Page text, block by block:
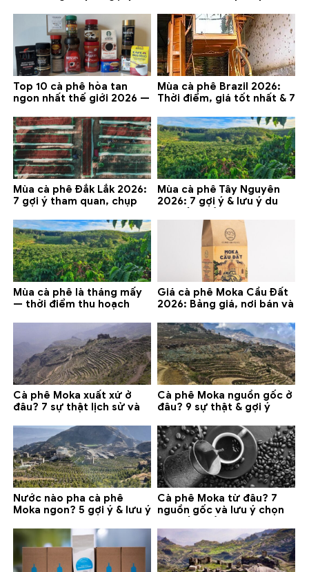
Lạt
Top 10 cà phê hòa tan
ngon nhất thế giới 2026 —
Mùa cà phê Brazil 2026:
Thời điểm, giá tốt nhất & 7
Mùa cà phê Đắk Lắk 2026:
7 gợi ý tham quan, chụp
Mùa cà phê Tây Nguyên
2026: 7 gợi ý & lưu ý du
Mùa cà phê là tháng mấy
— thời điểm thu hoạch
Giá cà phê Moka Cầu Đất
2026: Bảng giá, nơi bán và
Cà phê Moka xuất xứ ở
đâu? 7 sự thật lịch sử và
Cà phê Moka nguồn gốc ở
đâu? 9 sự thật & gợi ý
Nước nào pha cà phê
Moka ngon? 5 gợi ý & lưu ý
Cà phê Moka từ đâu? 7
nguồn gốc và lưu ý chọn